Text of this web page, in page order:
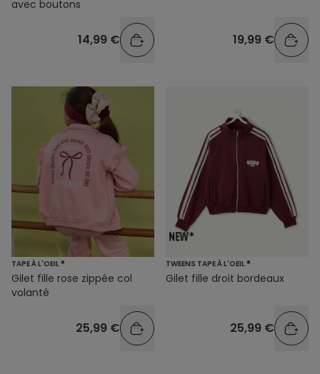
avec boutons
14,99 € 19,99 €
TAPE À L'OEIL ®
Gilet fille rose zippée col
volanté
25,99 €
TWEENS TAPE À L'OEIL ®
Gilet fille droit bordeaux
25,99 €